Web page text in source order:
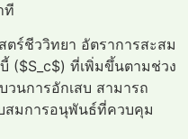
ที
ร์ชีววิทยา อัตราการสะสม
($S_c$) ที่เพิ่มขึ้นตามช่วง
วนการอักเสบ สามารถ
สมการอนุพันธ์ที่ควบคุม